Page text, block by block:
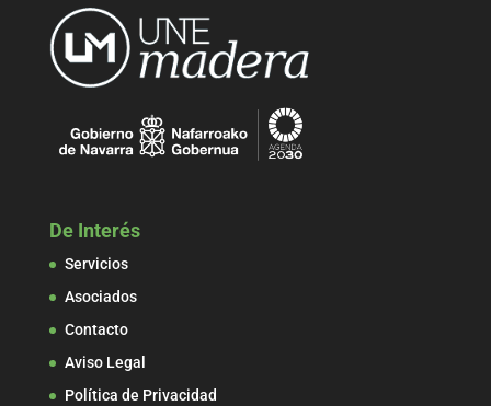
De Interés
Servicios
Asociados
Contacto
Aviso Legal
Política de Privacidad